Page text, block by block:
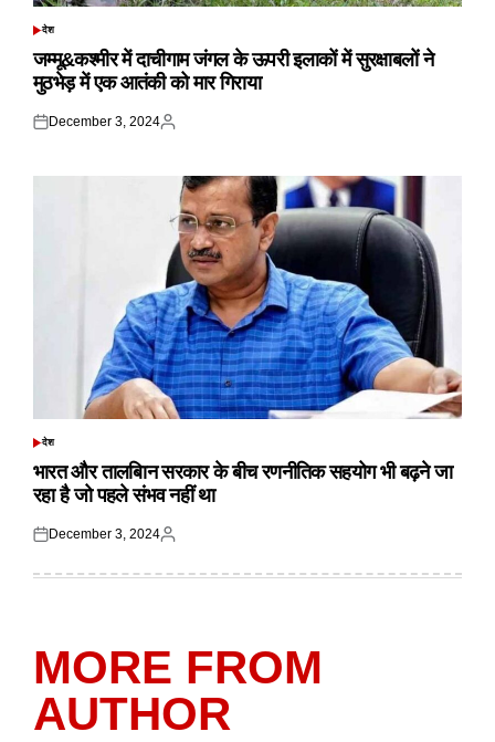
POSTED
देश
जम्मू&कश्मीर में दाचीगाम जंगल के ऊपरी इलाकों में सुरक्षाबलों ने
मुठभेड़ में एक आतंकी को मार गिराया
Posted
December 3, 2024
Posted
POSTED
देश
भारत और तालबिान सरकार के बीच रणनीतिक सहयोग भी बढ़ने जा
रहा है जो पहले संभव नहीं था
Posted
December 3, 2024
Posted
MORE FROM
AUTHOR